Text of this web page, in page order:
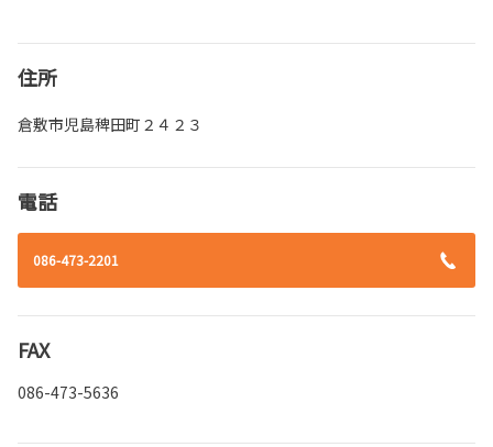
住所
倉敷市児島稗田町２４２３
電話
086-473-2201
FAX
086-473-5636